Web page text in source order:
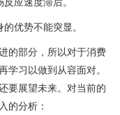
优势不能突显。
部分，所以对于消费
习以做到从容面对。
要展望未来。对当前的
的分析：